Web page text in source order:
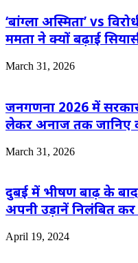
‘बांग्ला अस्मिता’ vs
ममता ने क्यों बढ़ाई
March 31, 2026
जनगणना 2026 में
लेकर अनाज तक जानिए
March 31, 2026
दुबई में भीषण बाढ़ के
अपनी उड़ानें निलंबित कर
April 19, 2024